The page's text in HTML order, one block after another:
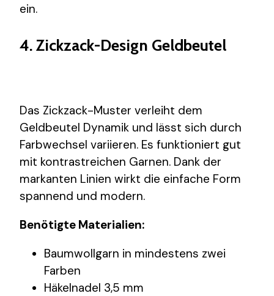
ein.
4. Zickzack-Design Geldbeutel
Das Zickzack-Muster verleiht dem
Geldbeutel Dynamik und lässt sich durch
Farbwechsel variieren. Es funktioniert gut
mit kontrastreichen Garnen. Dank der
markanten Linien wirkt die einfache Form
spannend und modern.
Benötigte Materialien:
Baumwollgarn in mindestens zwei
Farben
Häkelnadel 3,5 mm